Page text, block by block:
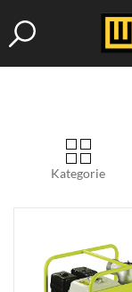
Kategorie